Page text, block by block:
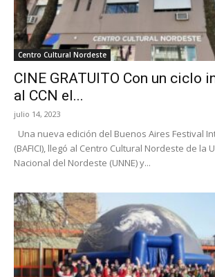
Centro Cultural Nordeste
CINE GRATUITO Con un ciclo
al CCN el...
julio 14, 2023
Una nueva edición del Buenos Aires Festival
(BAFICI), llegó al Centro Cultural Nordeste de la
Nacional del Nordeste (UNNE) y...